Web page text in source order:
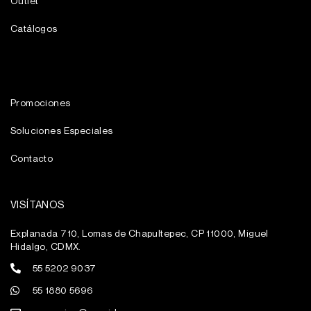
Catálogos
Promociones
Soluciones Especiales
Contacto
VISÍTANOS
Explanada 710, Lomas de Chapultepec, CP 11000, Miguel
Hidalgo, CDMX.
55 5202 9037
55 1880 5696